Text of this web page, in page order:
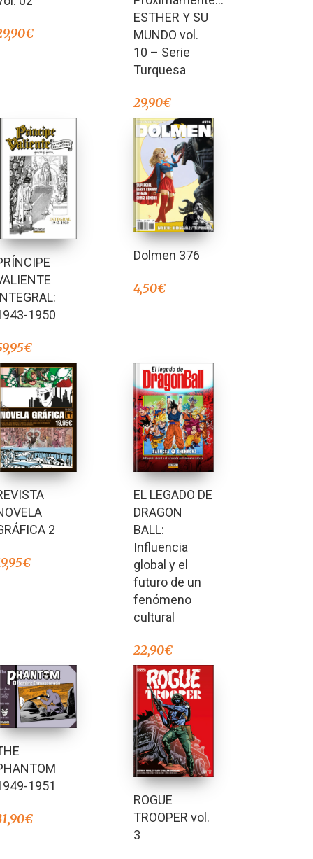
€
ESTHER Y SU
MUNDO vol.
10 – Serie
Turquesa
29,90€
1950
€
Dolmen 376
4,50€
2
€
EL LEGADO DE
DRAGON
BALL:
Influencia
global y el
futuro de un
fenómeno
cultural
22,90€
1951
€
ROGUE
TROOPER vol.
3